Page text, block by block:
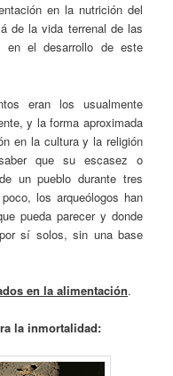
en la nutrición del
de la vida terrenal de las
en el desarrollo de este
eran los usualmente
y la forma aproximada
en la cultura y la religión
que su escasez o
un pueblo durante tres
los arqueólogos han
pueda parecer y donde
sí solos, sin una base
en la alimentación.
la inmortalidad: